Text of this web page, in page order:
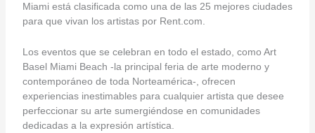
Miami está clasificada como una de las 25 mejores ciudades
para que vivan los artistas por Rent.com.
Los eventos que se celebran en todo el estado, como Art
Basel Miami Beach -la principal feria de arte moderno y
contemporáneo de toda Norteamérica-, ofrecen
experiencias inestimables para cualquier artista que desee
perfeccionar su arte sumergiéndose en comunidades
dedicadas a la expresión artística.